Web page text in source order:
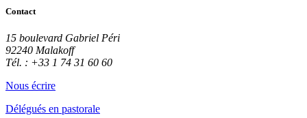
Contact
15 boulevard Gabriel Péri
92240 Malakoff
Tél. : +33 1 74 31 60 60
Nous écrire
Délégués en pastorale